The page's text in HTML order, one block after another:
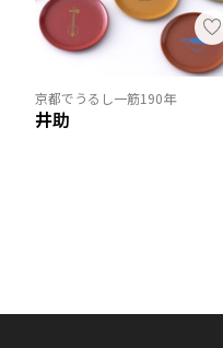
京都でうるし一筋190年
井助